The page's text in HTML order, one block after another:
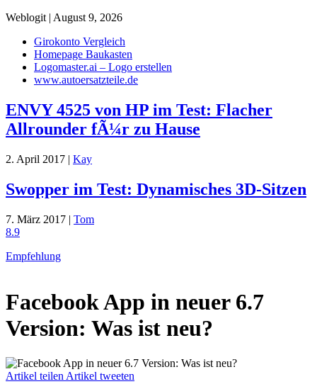
Weblogit | August 9, 2026
Girokonto Vergleich
Homepage Baukasten
Logomaster.ai – Logo erstellen
www.autoersatzteile.de
ENVY 4525 von HP im Test: Flacher
Allrounder fÃ¼r zu Hause
2. April 2017 | Kay
Swopper im Test: Dynamisches 3D-Sitzen
7. März 2017 | Tom
8.9
Empfehlung
Facebook App in neuer 6.7
Version: Was ist neu?
Artikel teilen Artikel tweeten